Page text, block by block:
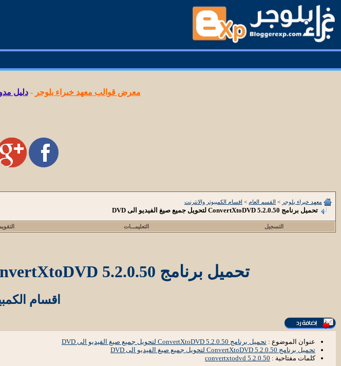
معرض قوالب معهد خبراء بلوجر -دليل
معهد خبراء بلوجر > القسم العام > اقسام الكمبيوتر والانترنت
تحميل برنامج ConvertXtoDVD 5.2.0.50 لتحويل جميع صيغ الفيديو الى DVD
التسجيل التعليمـــات التقويم
تحميل برنامج ConvertXtoDVD 5.2.0.50 لتحويل جميع صيغ الفيديو الى DVD
اقسام
عنوان الموضوع : تحميل برنامج ConvertXtoDVD 5.2.0.50 لتحويل جميع صيغ الفيديو الى DVD
تحميل برنامج ConvertXtoDVD 5.2.0.50 لتحويل جميع صيغ الفيديو الى DVD
كلمات مفتاحية : convertxtodvd 5.2.0.50